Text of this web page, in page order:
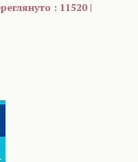
: 11520 |